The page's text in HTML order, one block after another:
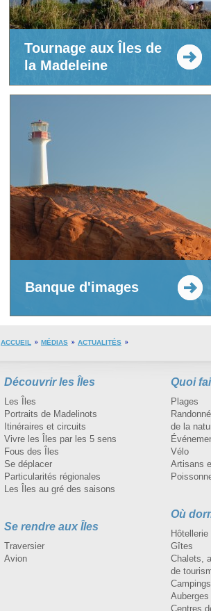
Tournage aux Îles de
la Madeleine
Banque d'images
ACCUEIL MÉDIAS ACTUALITÉS
Découvrir les Îles
Les Îles
Portraits de Madelinots
Itinéraires et circuits
Vivre les Îles par les 5 sens
Fous des Îles
Se déplacer
Particularités régionales
Les Îles au gré des saisons
Se rendre aux Îles
Traversier
Avion
Quoi
Plages
de la
Vélo
Artisans
Où
Hôtellerie
Gîtes
Chalets,
de
Campings
Centres